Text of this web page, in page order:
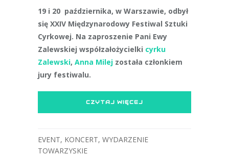
19 i 20 października, w Warszawie, odbył
się XXIV Międzynarodowy Festiwal Sztuki
Cyrkowej. Na zaproszenie Pani Ewy
Zalewskiej współzałożycielki cyrku
Zalewski, Anna Milej została członkiem
jury festiwalu.
CZYTAJ WIĘCEJ
EVENT, KONCERT, WYDARZENIE
TOWARZYSKIE